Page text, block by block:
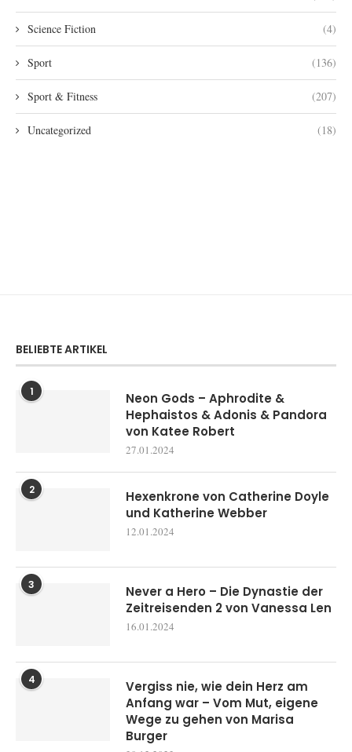
Science Fiction (4)
Sport (136)
Sport & Fitness (207)
Uncategorized (18)
BELIEBTE ARTIKEL
1
Neon Gods – Aphrodite &
Hephaistos & Adonis & Pandora
von Katee Robert
27.01.2024
2
Hexenkrone von Catherine Doyle
und Katherine Webber
12.01.2024
3
Never a Hero – Die Dynastie der
Zeitreisenden 2 von Vanessa Len
16.01.2024
4
Vergiss nie, wie dein Herz am
Anfang war – Vom Mut, eigene
Wege zu gehen von Marisa
Burger